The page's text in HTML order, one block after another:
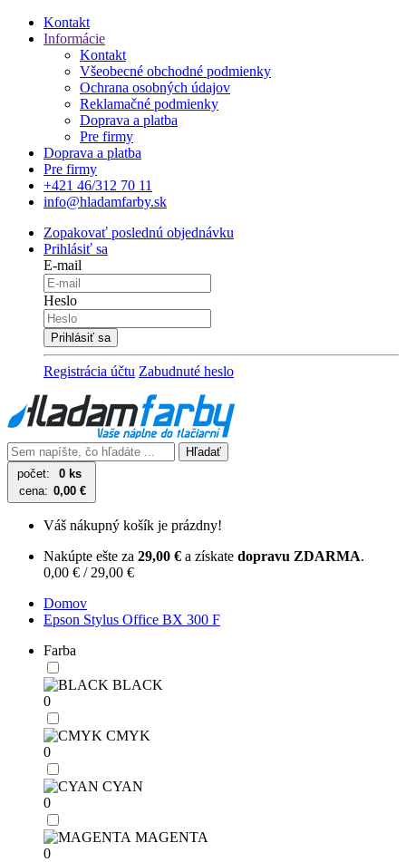
Kontakt
Informácie
Kontakt
Všeobecné obchodné podmienky
Ochrana osobných údajov
Reklamačné podmienky
Doprava a platba
Pre firmy
Doprava a platba
Pre firmy
+421 46/312 70 11
info@hladamfarby.sk
Zopakovať poslednú objednávku
Prihlásiť sa
E-mail
Heslo
Registrácia účtu Zabudnuté heslo
Hľadať
počet:
0 ks
cena: 0,00 €
Váš nákupný košík je prázdny!
Nakúpte ešte za 29,00 € a získate dopravu ZDARMA.
0,00 € / 29,00 €
Domov
Epson Stylus Office BX 300 F
Farba
BLACK
0
CMYK
0
CYAN
0
MAGENTA
0